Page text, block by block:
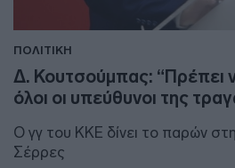
ΠΟΛΙΤΙΚΗ
Δ. Κουτσούμπας: “Πρέπει
όλοι οι υπεύθυνοι της
Ο γγ του ΚΚΕ δίνει το παρών
Σέρρες